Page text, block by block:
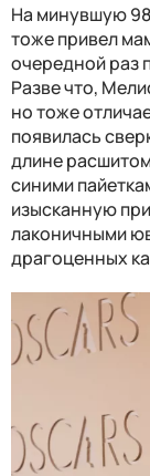
На минувшую
тоже привел
очередной раз
Разве что,
но тоже
появилась
длине
синими
изысканную
лаконичными
драгоценных